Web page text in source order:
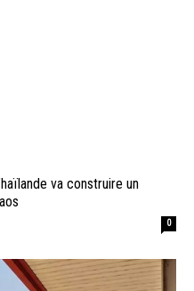
va construire un
0